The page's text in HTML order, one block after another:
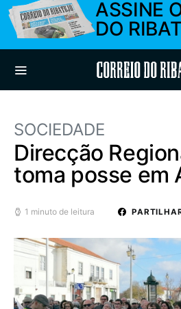
ASSINE
DO
Correio do
SOCIEDADE
Direcção
toma posse em
1 minuto de leitura